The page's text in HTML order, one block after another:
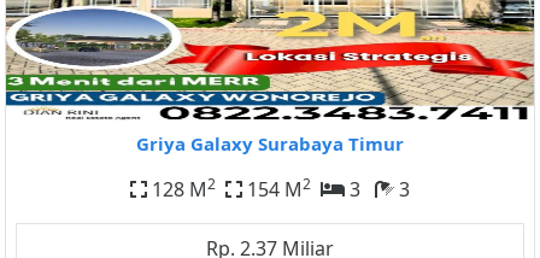
Griya Galaxy Surabaya Timur
128 M2 154 M2 3 3
Rp. 2.37 Miliar